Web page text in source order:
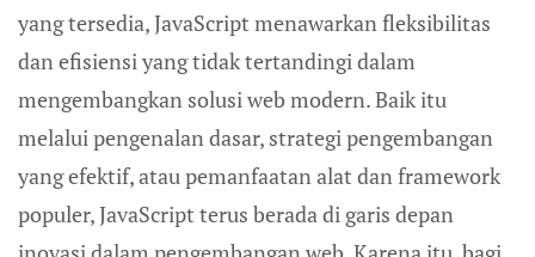
yang tersedia, JavaScript menawarkan fleksibilitas
dan efisiensi yang tidak tertandingi dalam
mengembangkan solusi web modern. Baik itu
melalui pengenalan dasar, strategi pengembangan
yang efektif, atau pemanfaatan alat dan framework
populer, JavaScript terus berada di garis depan